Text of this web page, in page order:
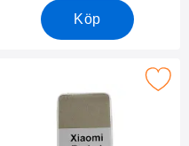
Köp
10C som favorit
Makera tPU skal Xiaomi